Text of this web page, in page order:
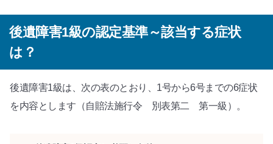
後遺障害1級の認定基準～該当する症状
は？
後遺障害1級は、次の表のとおり、1号から6号までの6症状
を内容とします（自賠法施行令 別表第二 第一級）。